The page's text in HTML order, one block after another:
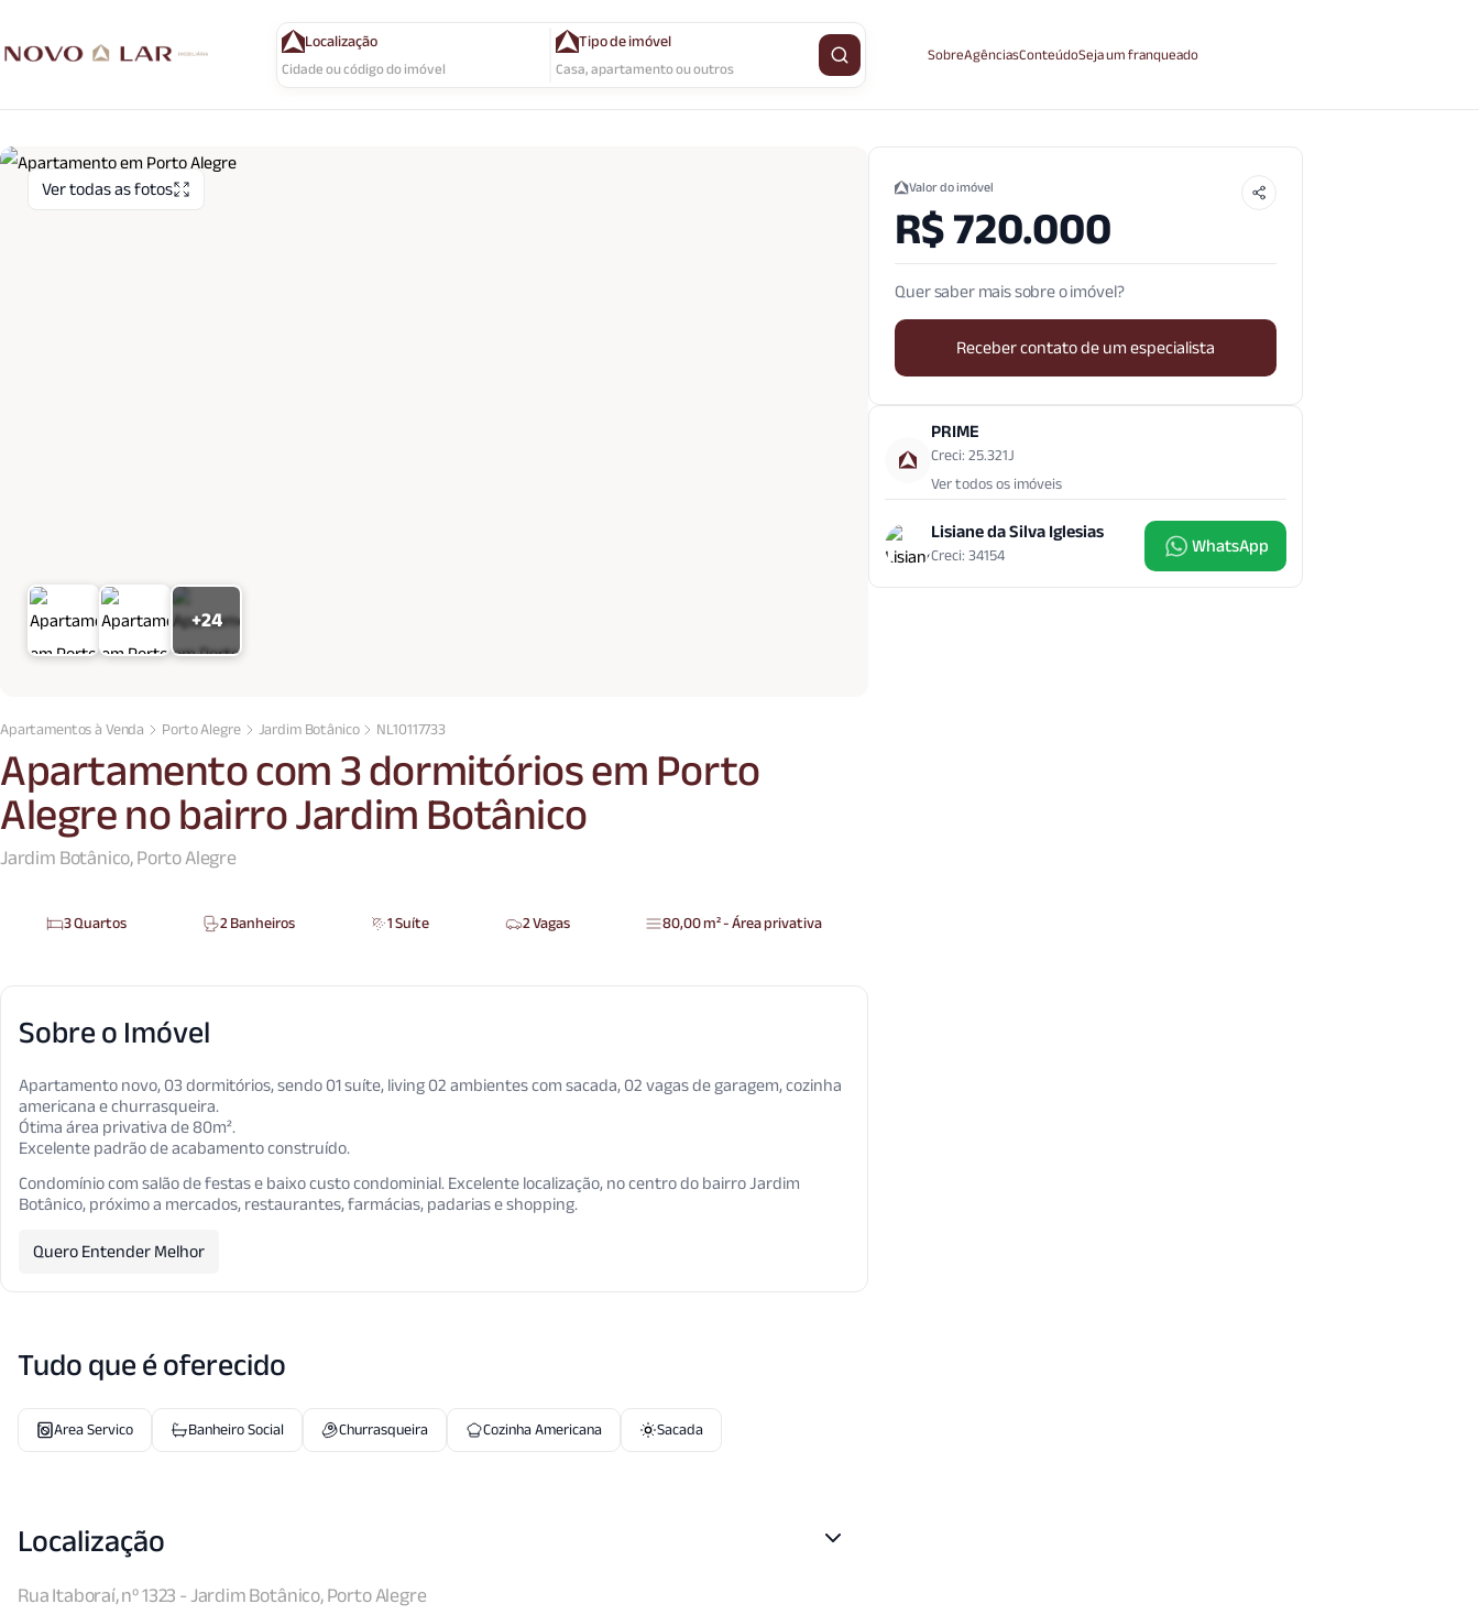
Localização Tipo de imóvel
Casa, apartamento ou outros Buscar imóvelSobreAgênciasConteúdoSeja um franqueado
Ver todas as fotos
+24
Apartamentos à Venda Porto Alegre Jardim Botânico NL10117733
Apartamento com 3 dormitórios em Porto
Alegre no bairro Jardim Botânico
Jardim Botânico, Porto Alegre
3 Quartos 2 Banheiros 1 Suíte 2 Vagas 80,00 m² - Área privativa
Sobre o Imóvel
Apartamento novo, 03 dormitórios, sendo 01 suíte, living 02 ambientes com sacada, 02 vagas de garagem, cozinha
americana e churrasqueira.
Ótima área privativa de 80m².
Excelente padrão de acabamento construído.
Condomínio com salão de festas e baixo custo condominial. Excelente localização, no centro do bairro Jardim
Botânico, próximo a mercados, restaurantes, farmácias, padarias e shopping.
Quero Entender Melhor
Tudo que é oferecido
Area Servico Banheiro Social Churrasqueira Cozinha Americana Sacada
Localização
Rua Itaboraí, nº 1323 - Jardim Botânico, Porto Alegre
Valor do imóvel
R$ 720.000
Quer saber mais sobre o imóvel?
Receber contato de um especialista
PRIME
Creci: 25.321J
Ver todos os imóveis
Lisiane da Silva Iglesias
Creci: 34154 WhatsApp